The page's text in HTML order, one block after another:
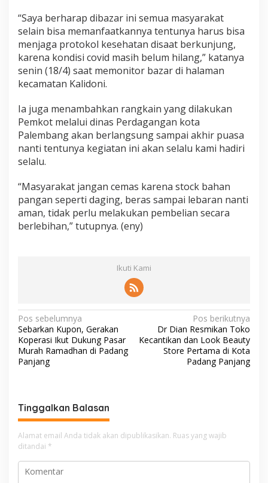
“Saya berharap dibazar ini semua masyarakat
selain bisa memanfaatkannya tentunya harus bisa
menjaga protokol kesehatan disaat berkunjung,
karena kondisi covid masih belum hilang,” katanya
senin (18/4) saat memonitor bazar di halaman
kecamatan Kalidoni.
Ia juga menambahkan rangkain yang dilakukan
Pemkot melalui dinas Perdagangan kota
Palembang akan berlangsung sampai akhir puasa
nanti tentunya kegiatan ini akan selalu kami hadiri
selalu.
“Masyarakat jangan cemas karena stock bahan
pangan seperti daging, beras sampai lebaran nanti
aman, tidak perlu melakukan pembelian secara
berlebihan,” tutupnya. (eny)
Ikuti Kami
N
a
v
i
a
s
i
p
o
Pos sebelumnya
Sebarkan Kupon, Gerakan
Koperasi Ikut Dukung Pasar
Murah Ramadhan di Padang
Panjang
Pos berikutnya
Dr Dian Resmikan Toko
Kecantikan dan Look Beauty
Store Pertama di Kota
Padang Panjang
Tinggalkan Balasan
Alamat email Anda tidak akan dipublikasikan. Ruas yang wajib
ditandai *